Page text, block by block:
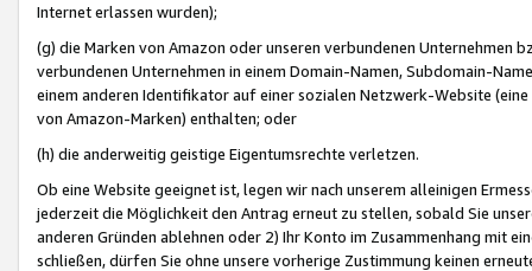
Internet erlassen wurden);
(g) die Marken von Amazon oder unseren verbundenen Unternehmen
verbundenen Unternehmen in einem Domain-Namen, Subdomain-
einem anderen Identifikator auf einer sozialen Netzwerk-Website
von Amazon-Marken) enthalten; oder
(h) die anderweitig geistige Eigentumsrechte verletzen.
Ob eine Website geeignet ist, legen wir nach unserem alleinigen
jederzeit die Möglichkeit den Antrag erneut zu stellen, sobald Sie
anderen Gründen ablehnen oder 2) Ihr Konto im Zusammenhang mit
schließen, dürfen Sie ohne unsere vorherige Zustimmung keinen